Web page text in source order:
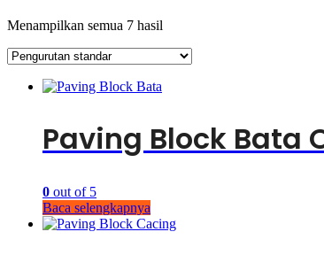
Menampilkan semua 7 hasil
Paving Block Bata
0 out of 5
Baca selengkapnya